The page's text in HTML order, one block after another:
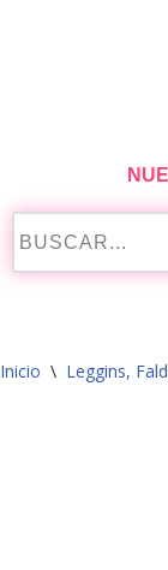
Inicio \ Leggins,